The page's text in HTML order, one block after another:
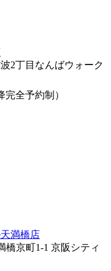
2丁目なんばウォーク
完全予約制）
満橋店
橋京町1-1 京阪シティ